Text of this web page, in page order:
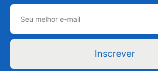
Inscrever